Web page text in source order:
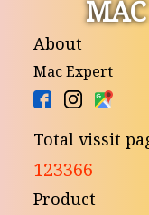
About
Mac Expert
Total vissit
123366
Product